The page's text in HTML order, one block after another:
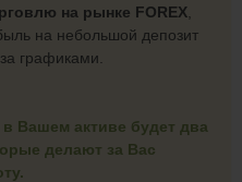
на рынке FOREX
на небольшой депозит
графиками.
Вашем активе будет два
делают за Вас